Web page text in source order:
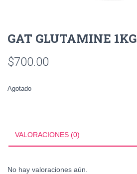
GAT GLUTAMINE 1KG
$700.00
Agotado
VALORACIONES (0)
No hay valoraciones aún.